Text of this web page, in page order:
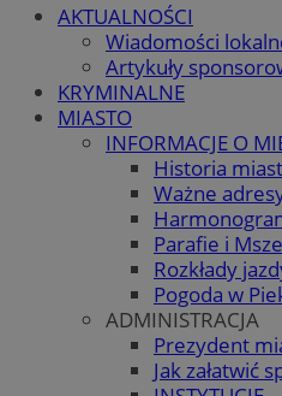
AKTUALNOŚCI
Wiadomości
Artykuły
KRYMINALNE
MIASTO
INFORMACJE O
Historia
Ważne
Parafie i
Rozkłady
Pogoda w
ADMINISTRACJA
Prezydent
Jak załatwić